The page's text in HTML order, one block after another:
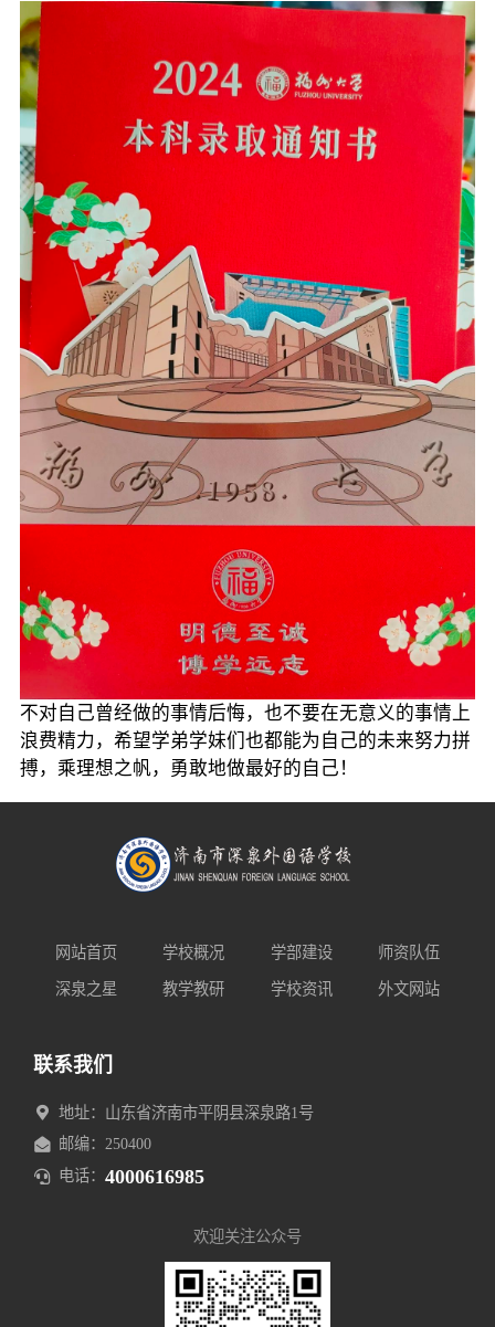
不对自己曾经做的事情后悔，也不要在无意义的事情上
浪费精力，希望学弟学妹们也都能为自己的未来努力拼
搏，乘理想之帆，勇敢地做最好的自己！
网站首页 学校概况 学部建设 师资队伍
深泉之星 教学教研 学校资讯 外文网站
联系我们
地址：山东省济南市平阴县深泉路1号
邮编：250400
电话： 4000616985
欢迎关注公众号